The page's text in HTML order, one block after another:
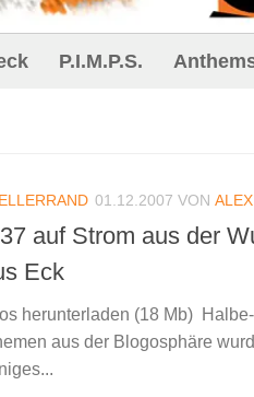
P.I.M.P.S.
01.12.2007 VON
auf Strom aus der
Eck
herunterladen (18 Mb)
aus der Blogosphäre